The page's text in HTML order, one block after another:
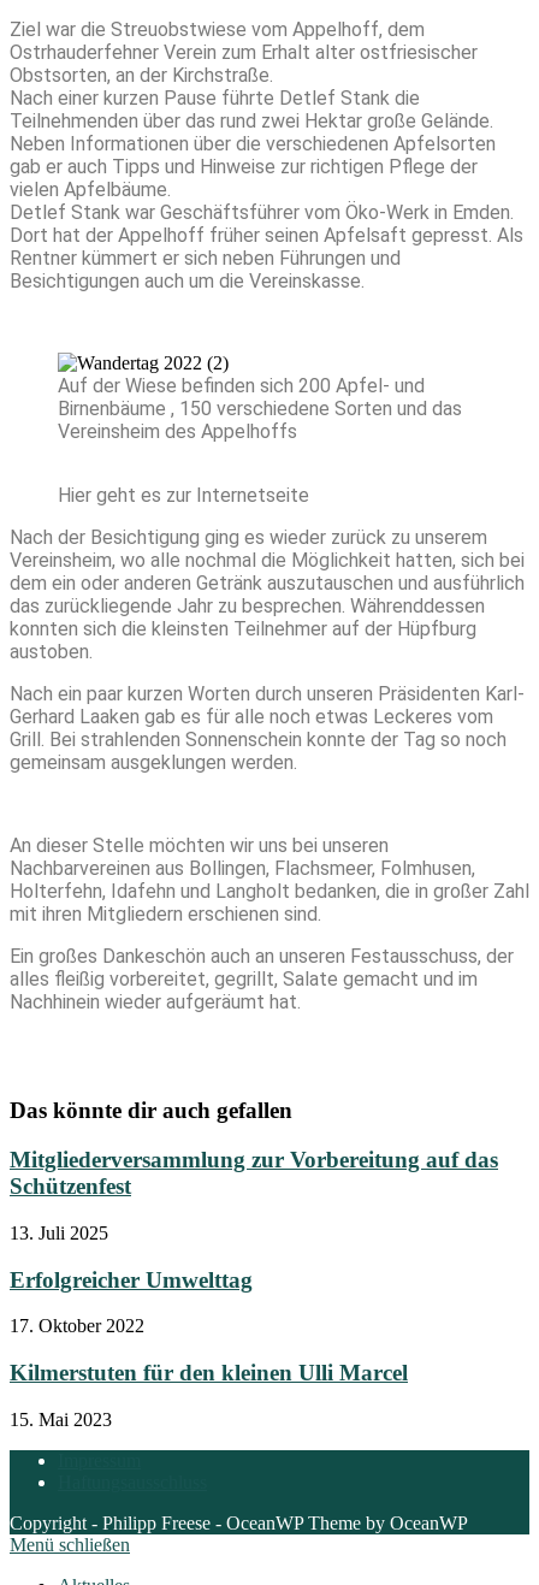
Ziel war die Streuobstwiese vom Appelhoff, dem
Ostrhauderfehner Verein zum Erhalt alter ostfriesischer
Obstsorten, an der Kirchstraße.
Nach einer kurzen Pause führte Detlef Stank die
Teilnehmenden über das rund zwei Hektar große Gelände.
Neben Informationen über die verschiedenen Apfelsorten
gab er auch Tipps und Hinweise zur richtigen Pflege der
vielen Apfelbäume.
Detlef Stank war Geschäftsführer vom Öko-Werk in Emden.
Dort hat der Appelhoff früher seinen Apfelsaft gepresst. Als
Rentner kümmert er sich neben Führungen und
Besichtigungen auch um die Vereinskasse.
Auf der Wiese befinden sich 200 Apfel- und
Birnenbäume , 150 verschiedene Sorten und das
Vereinsheim des Appelhoffs
Hier geht es zur Internetseite
Nach der Besichtigung ging es wieder zurück zu unserem
Vereinsheim, wo alle nochmal die Möglichkeit hatten, sich bei
dem ein oder anderen Getränk auszutauschen und ausführlich
das zurückliegende Jahr zu besprechen. Währenddessen
konnten sich die kleinsten Teilnehmer auf der Hüpfburg
austoben.
Nach ein paar kurzen Worten durch unseren Präsidenten Karl-
Gerhard Laaken gab es für alle noch etwas Leckeres vom
Grill. Bei strahlenden Sonnenschein konnte der Tag so noch
gemeinsam ausgeklungen werden.
An dieser Stelle möchten wir uns bei unseren
Nachbarvereinen aus Bollingen, Flachsmeer, Folmhusen,
Holterfehn, Idafehn und Langholt bedanken, die in großer Zahl
mit ihren Mitgliedern erschienen sind.
Ein großes Dankeschön auch an unseren Festausschuss, der
alles fleißig vorbereitet, gegrillt, Salate gemacht und im
Nachhinein wieder aufgeräumt hat.
Das könnte dir auch gefallen
Mitgliederversammlung zur Vorbereitung auf das
Schützenfest
13. Juli 2025
Erfolgreicher Umwelttag
17. Oktober 2022
Kilmerstuten für den kleinen Ulli Marcel
15. Mai 2023
Copyright - Philipp Freese - OceanWP Theme by OceanWP
Menü schließen